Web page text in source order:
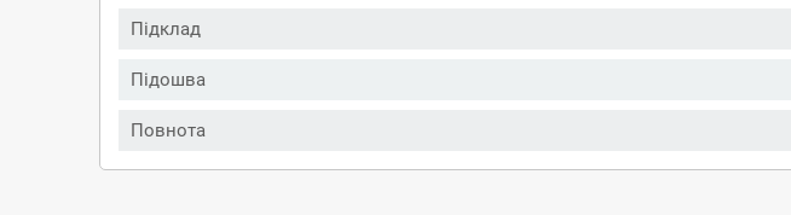
Підклад
Підошва
Повнота